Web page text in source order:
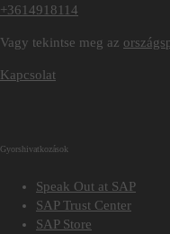
+3614918114
Vagy tekintse meg az
Kapcsolat
Gyorshivatkozások
Speak Out at SAP
SAP Trust Center
SAP Store